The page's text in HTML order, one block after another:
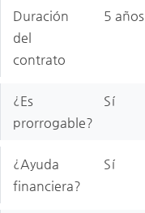
Duración
del
contrato
5 años
¿Es
prorrogable?
Sí
¿Ayuda
financiera?
Sí